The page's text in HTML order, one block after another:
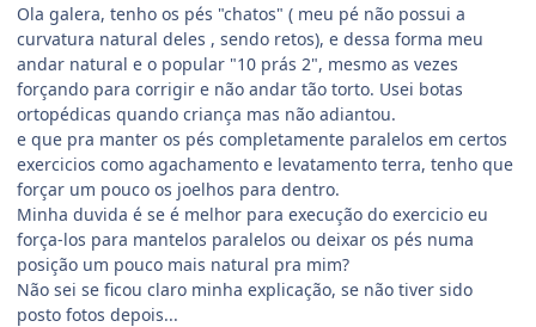
Ola galera, tenho os pés "chatos" ( meu pé não possui a
curvatura natural deles , sendo retos), e dessa forma meu
andar natural e o popular "10 prás 2", mesmo as vezes
forçando para corrigir e não andar tão torto. Usei botas
ortopédicas quando criança mas não adiantou.
e que pra manter os pés completamente paralelos em certos
exercicios como agachamento e levatamento terra, tenho que
forçar um pouco os joelhos para dentro.
Minha duvida é se é melhor para execução do exercicio eu
força-los para mantelos paralelos ou deixar os pés numa
posição um pouco mais natural pra mim?
Não sei se ficou claro minha explicação, se não tiver sido
posto fotos depois...